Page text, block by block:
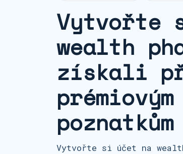
Vytvořte
wealth
získali
poznatkům
Vytvořte si účet na